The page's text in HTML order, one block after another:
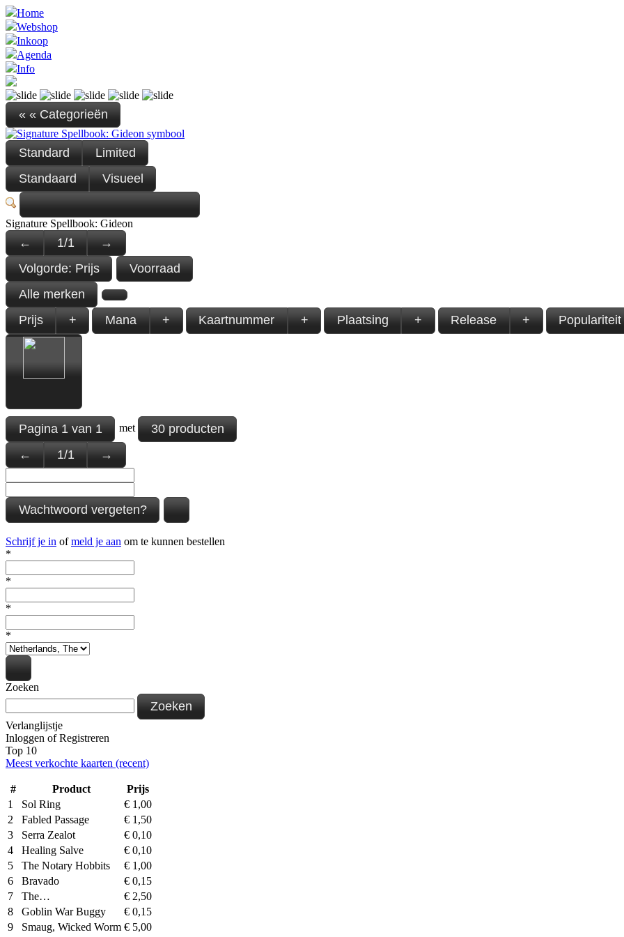
Home
Webshop
Inkoop
Agenda
Info
« « Categorieën
Standard
Limited
Standaard
Visueel
Signature Spellbook: Gideon
← 1/1
→
Volgorde: Prijs
Voorraad
Alle merken
Prijs
+ Mana + Kaartnummer + Plaatsing + Release + Populariteit
Pagina1van1 met
30 producten
←
1/1 →
Wachtwoord vergeten?
Schrijf je in ofmeld je aan om te kunnen bestellen
*
*
*
*
Zoeken
Zoeken
Verlanglijstje
Inloggen ofRegistreren
Top 10
Meest verkochte kaarten (recent)
# Product
Prijs
1
Sol Ring € 1,00
2
Fabled Passage € 1,50
3
Serra Zealot € 0,10
4
Healing Salve € 0,10
5
The Notary Hobbits € 1,00
6
Bravado € 0,15
7
The… € 2,50
8
Goblin War Buggy € 0,15
9
Smaug, Wicked Worm € 5,00